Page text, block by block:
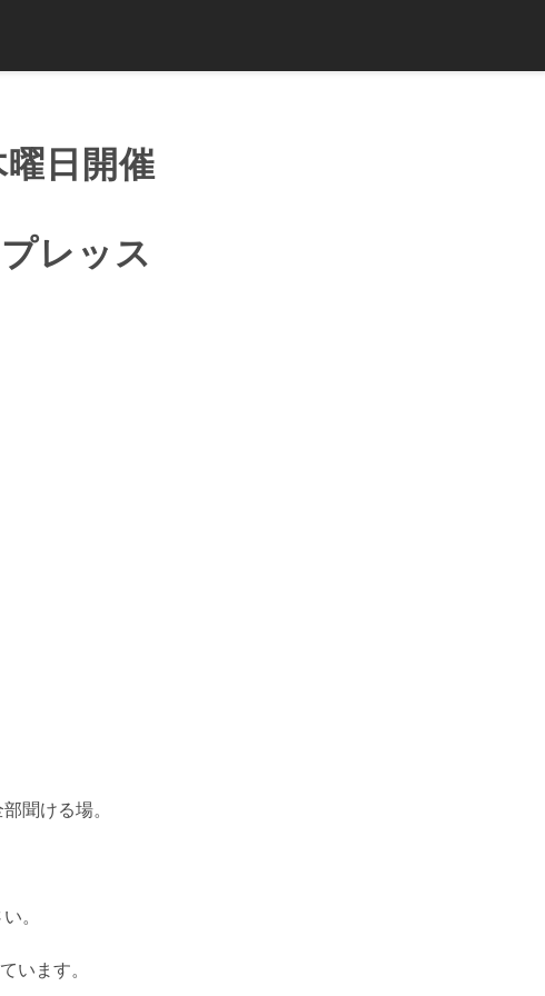
曜日開催
レッス
聞ける場。
。
います。